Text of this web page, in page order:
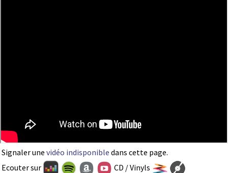
Signaler une vidéo indisponible dans cette page.
Ecouter sur
CD / Vinyls